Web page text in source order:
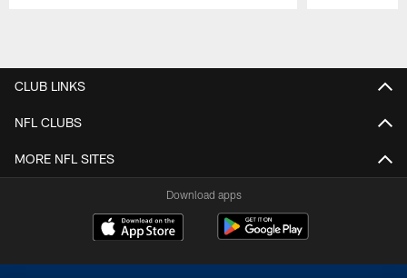
CLUB LINKS
NFL CLUBS
MORE NFL SITES
Download apps